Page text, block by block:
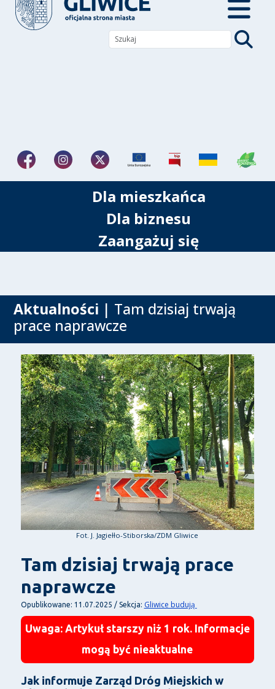
Dla mieszkańca
Dla biznesu
Zaangażuj się
Aktualności | Tam dzisiaj trwają
prace naprawcze
Fot. J. Jagiełło-Stiborska/ZDM Gliwice
Tam dzisiaj trwają prace
naprawcze
Opublikowane: 11.07.2025 / Sekcja: Gliwice budują
Uwaga: Artykuł starszy niż 1 rok. Informacje
mogą być nieaktualne
Jak informuje Zarząd Dróg Miejskich w